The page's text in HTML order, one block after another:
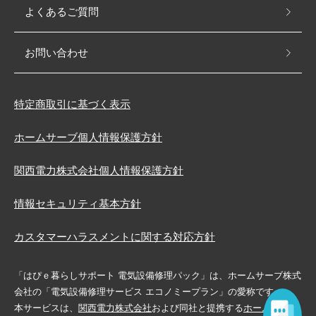
よくあるご質問
お問い合わせ
特定商取引に基づく表示
ホームサーブ個人情報保護方針
関西電力株式会社個人情報保護方針
情報セキュリティ基本方針
カスタマーハラスメントに関する対応方針
「はぴｅ暮らしサポート 電気設備修理パック」は、ホームサーブ株式
会社の「電気設備修理サービス エコノミープラン」の愛称です。
本サービスは、 関西電力株式会社および同社と提携するホームサーブ